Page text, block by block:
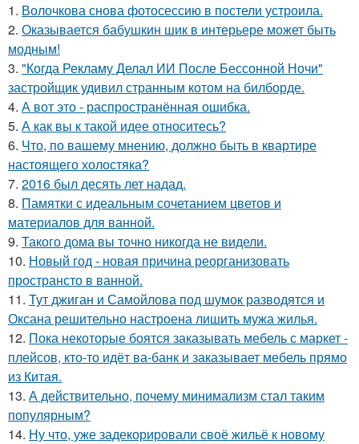
1. Волочкова снова фотосессию в постели устроила.
2. Оказывается бабушкин шик в интерьере может быть
модным!
3. "Когда Рекламу Делал ИИ После Бессонной Ночи"
застройщик удивил странным котом на билборде.
4. А вот это - распространённая ошибка.
5. А как вы к такой идее относитесь?
6. Что, по вашему мнению, должно быть в квартире
настоящего холостяка?
7. 2016 был десять лет надад.
8. Памятки с идеальным сочетанием цветов и
материалов для ванной.
9. Такого дома вы точно никогда не видели.
10. Новый год - новая причина реорганизовать
пространсто в ванной.
11. Тут джиган и Самойлова под шумок разводятся и
Оксана решительно настроена лишить мужа жилья.
12. Пока некоторые боятся заказывать мебель с маркет -
плейсов, кто-то идёт ва-банк и заказывает мебель прямо
из Китая.
13. А действительно, почему минимализм стал таким
популярным?
14. Ну что, уже задекорировали своё жильё к новому